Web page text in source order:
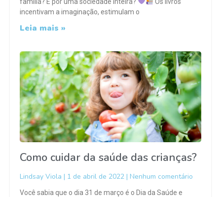
incentivam a imaginação, estimulam o
Leia mais »
Como cuidar da saúde das crianças?
Lindsay Viola 1 de abril de 2022 Nenhum comentário
Você sabia que o dia 31 de março é o Dia da Saúde e